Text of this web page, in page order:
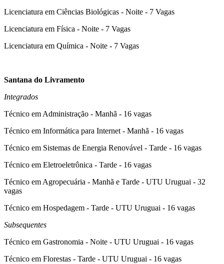
Licenciatura em Ciências Biológicas - Noite - 7 Vagas
Licenciatura em Física - Noite - 7 Vagas
Licenciatura em Química - Noite - 7 Vagas
Santana do Livramento
Integrados
Técnico em Administração - Manhã - 16 vagas
Técnico em Informática para Internet - Manhã - 16 vagas
Técnico em Sistemas de Energia Renovável - Tarde - 16 vagas
Técnico em Eletroeletrônica - Tarde - 16 vagas
Técnico em Agropecuária - Manhã e Tarde - UTU Uruguai - 32
vagas
Técnico em Hospedagem - Tarde - UTU Uruguai - 16 vagas
Subsequentes
Técnico em Gastronomia - Noite - UTU Uruguai - 16 vagas
Técnico em Florestas - Tarde - UTU Uruguai - 16 vagas